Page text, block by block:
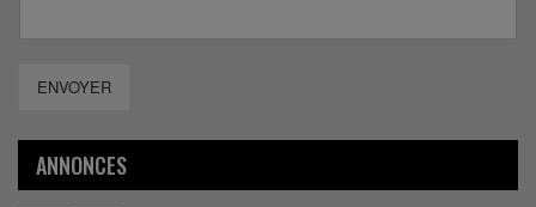
ENVOYER
ANNONCES